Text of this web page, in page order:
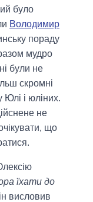
було
Володимир
пораду
мудро
були не
скромні
Юлі і юліних.
не
що
їхати до
висловив